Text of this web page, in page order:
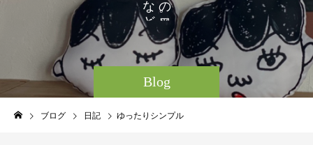
Blog
。
ど
と
ブログ 日記 ゆったりシンプル